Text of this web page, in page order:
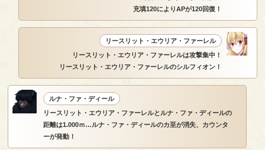
充填120によりAPが120回復！
リースリット・エウリア・ファーレル
リースリット・エウリア・ファーレルは攻撃集中！
リースリット・エウリア・ファーレルのシルフィオン！
ルナ・ファ・ディール
リースリット・エウリア・ファーレルとルナ・ファ・ディールの
距離は1.000ｍ…ルナ・ファ・ディールのカ至が消失、カウンタ
ーが発動！